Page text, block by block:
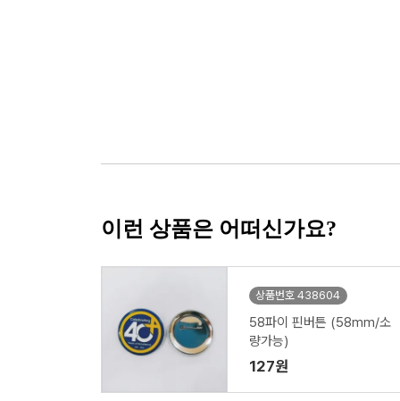
이런 상품은 어떠신가요?
상품번호 438604
58파이 핀버튼 (58mm/소
량가능)
127원